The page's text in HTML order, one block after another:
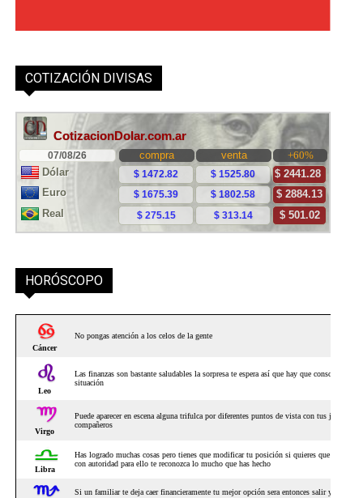
COTIZACIÓN DIVISAS
HORÓSCOPO